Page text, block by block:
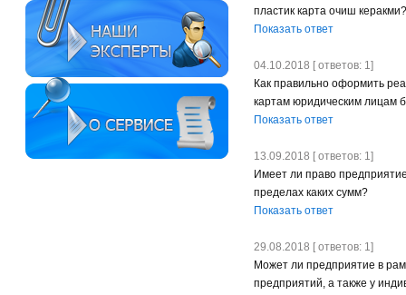
пластик карта очиш керакми?
Показать ответ
04.10.2018 [ ответов: 1]
Как правильно оформить
картам юридическим лицам
Показать ответ
13.09.2018 [ ответов: 1]
Имеет ли право
пределах каких сумм?
Показать ответ
29.08.2018 [ ответов: 1]
Может ли предприятие в
предприятий, а также у